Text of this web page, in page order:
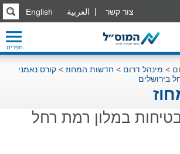
English العربية צור קשר
תפריט
> מינהל דרום > חדשות המחוז > קורס נאמני
בירושלים
במלון רמת רחל